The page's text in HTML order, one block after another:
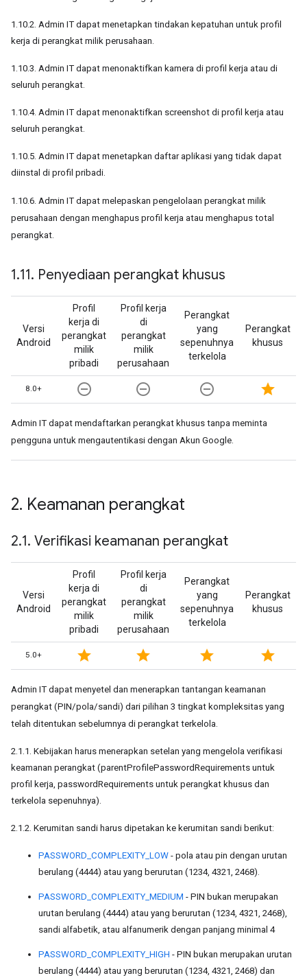
1.10.2. Admin IT dapat menetapkan tindakan kepatuhan untuk profil
kerja di perangkat milik perusahaan.
1.10.3. Admin IT dapat menonaktifkan kamera di profil kerja atau di
seluruh perangkat.
1.10.4. Admin IT dapat menonaktifkan screenshot di profil kerja atau
seluruh perangkat.
1.10.5. Admin IT dapat menetapkan daftar aplikasi yang tidak dapat
diinstal di profil pribadi.
1.10.6. Admin IT dapat melepaskan pengelolaan perangkat milik
perusahaan dengan menghapus profil kerja atau menghapus total
perangkat.
1.11. Penyediaan perangkat khusus
Versi
Android
Profil
kerja di
perangkat
milik
pribadi
Profil kerja
di
perangkat
milik
perusahaan
Perangkat
yang
sepenuhnya
terkelola
Perangkat
khusus
8.0+ remove_circle_outline remove_circle_outline remove_circle_outline star
Admin IT dapat mendaftarkan perangkat khusus tanpa meminta
pengguna untuk mengautentikasi dengan Akun Google.
2. Keamanan perangkat
2.1. Verifikasi keamanan perangkat
Versi
Android
Profil
kerja di
perangkat
milik
pribadi
Profil kerja
di
perangkat
milik
perusahaan
Perangkat
yang
sepenuhnya
terkelola
Perangkat
khusus
5.0+ star star star star
Admin IT dapat menyetel dan menerapkan tantangan keamanan
perangkat (PIN/pola/sandi) dari pilihan 3 tingkat kompleksitas yang
telah ditentukan sebelumnya di perangkat terkelola.
2.1.1. Kebijakan harus menerapkan setelan yang mengelola verifikasi
keamanan perangkat (parentProfilePasswordRequirements untuk
profil kerja, passwordRequirements untuk perangkat khusus dan
terkelola sepenuhnya).
2.1.2. Kerumitan sandi harus dipetakan ke kerumitan sandi berikut:
PASSWORD_COMPLEXITY_LOW - pola atau pin dengan urutan
berulang (4444) atau yang berurutan (1234, 4321, 2468).
PASSWORD_COMPLEXITY_MEDIUM - PIN bukan merupakan
urutan berulang (4444) atau yang berurutan (1234, 4321, 2468),
sandi alfabetik, atau alfanumerik dengan panjang minimal 4
PASSWORD_COMPLEXITY_HIGH - PIN bukan merupakan urutan
berulang (4444) atau yang berurutan (1234, 4321, 2468) dan